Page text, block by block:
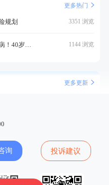
更多热门
规划 3351 浏览
需要注意！ 1144 浏览
更多更新
询 投诉建议